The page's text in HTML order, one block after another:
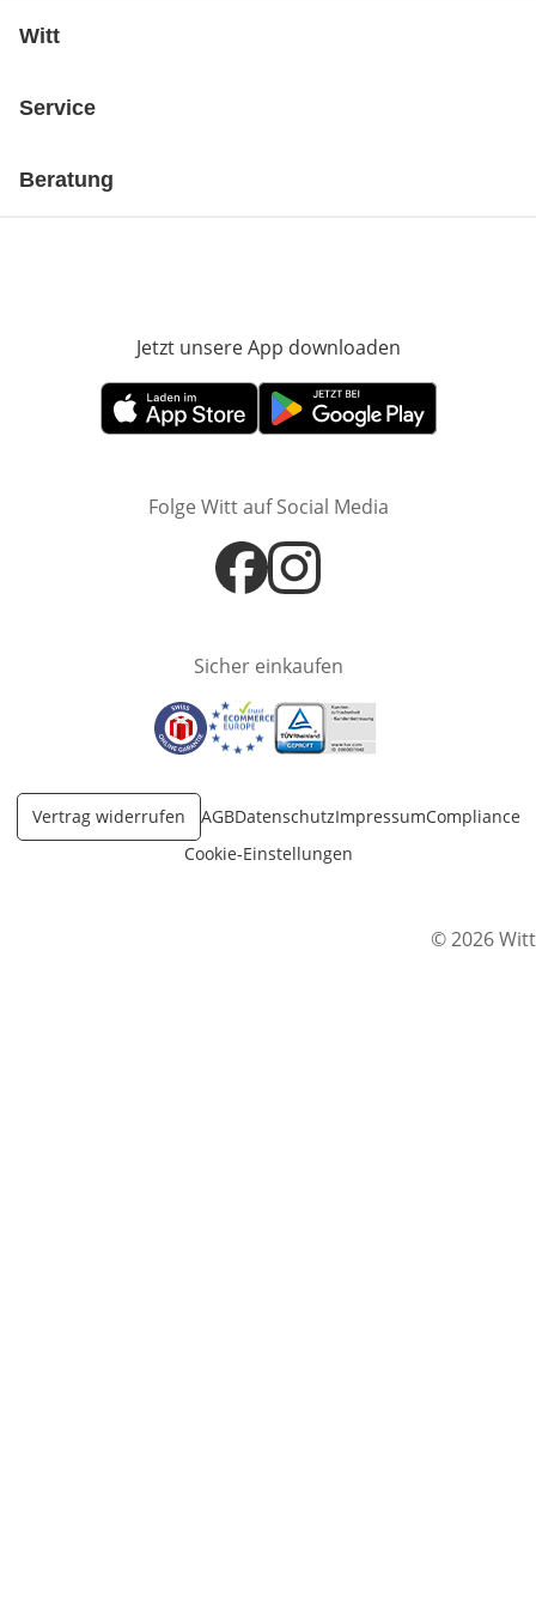
Witt
Service
Beratung
Jetzt unsere App downloaden
Öffnet in neuem FensterÖffnet in neuem Fenster
Folge Witt auf Social Media
Öffnet in neuem Fenster
Öffnet in neuem Fenster
Sicher einkaufen
Öffnet in neuem Fenster
Öffnet in neuem Fenster
Öffnet in neuem Fenster
Vertrag widerrufen AGBDatenschutzImpressumCompliance
Cookie-Einstellungen
© 2026 Witt